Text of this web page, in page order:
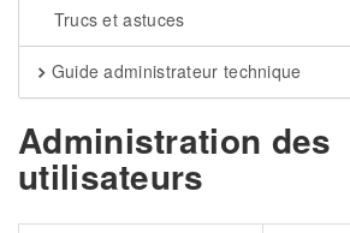
Trucs et astuces
Guide administrateur technique
Administration des
utilisateurs